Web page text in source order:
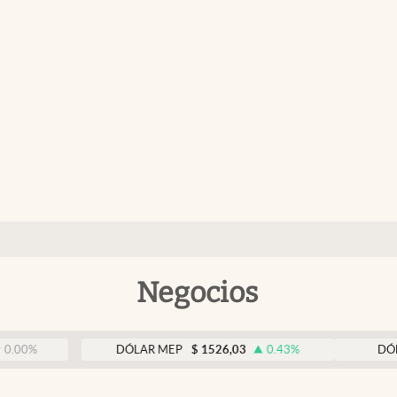
Negocios
DÓLAR MEP $ 1526,03 0.43% DÓLAR BNA